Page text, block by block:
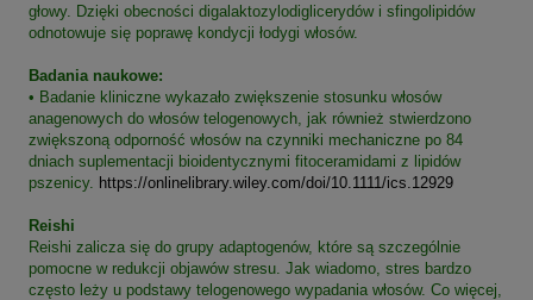
głowy. Dzięki obecności digalaktozylodiglicerydów i sfingolipidów
odnotowuje się poprawę kondycji łodygi włosów.
Badania naukowe:
• Badanie kliniczne wykazało zwiększenie stosunku włosów
anagenowych do włosów telogenowych, jak również stwierdzono
zwiększoną odporność włosów na czynniki mechaniczne po 84
dniach suplementacji bioidentycznymi fitoceramidami z lipidów
pszenicy. https://onlinelibrary.wiley.com/doi/10.1111/ics.12929
Reishi
Reishi zalicza się do grupy adaptogenów, które są szczególnie
pomocne w redukcji objawów stresu. Jak wiadomo, stres bardzo
często leży u podstawy telogenowego wypadania włosów. Co więcej,